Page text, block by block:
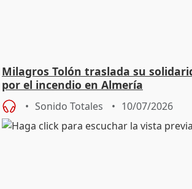
Milagros Tolón traslada su
por el incendio en Almería
Sonido Totales 10/07/2026